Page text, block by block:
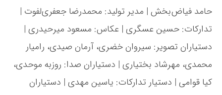
حامد فیاض‌بخش | مدیر تولید: محمدرضا جعفری‌لفوت |
تدارکات: حسین عسگری | عکاس: مسعود میرحیدری |
دستیاران تصویر: سیروان خضری، آرمان صیدی، رامیار
محمدی، مهرشاد بختیاری | دستیاران صدا: روزبه موحدی،
کیا قوامی | دستیار تدارکات: یاسین مهدی | دستیاران